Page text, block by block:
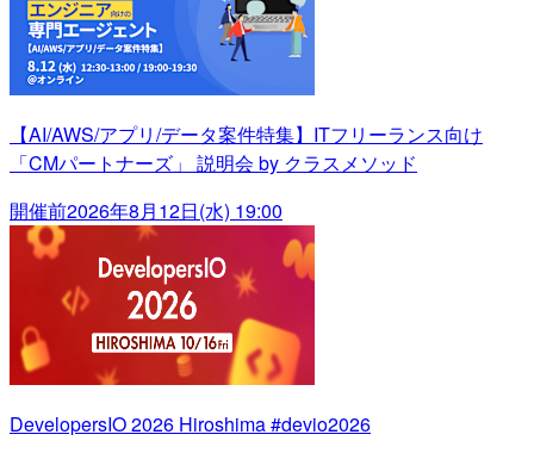
【AI/AWS/アプリ/データ案件特集】ITフリーランス向け
「CMパートナーズ」 説明会 by クラスメソッド
開催前2026年8月12日(水) 19:00
DevelopersIO 2026 Hiroshima #devio2026